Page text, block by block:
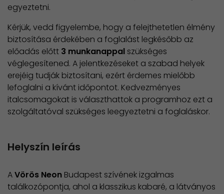
egyeztetni.
Kérjük, vedd figyelembe, hogy a felejthetetlen élmény
biztosítása érdekében a foglalást legkésőbb az
előadás előtt 3 munkanappal szükséges
véglegesítened. A jelentkezéseket a szabad helyek
erejéig tudják biztosítani, ezért érdemes mielőbb
lefoglalni a kívánt időpontot. Kedvezményes
italcsomagokat is választhattok a programhoz ezt a
szolgáltatóval szükséges leegyeztetni a foglaláskor.
Helyszín leírás
AVörös Neon Budapest szívének izgalmas
találkozópontja, ahol a klasszikus kabaré, a látványos